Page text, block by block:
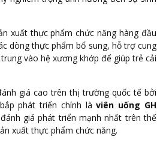
xuất thực phẩm chức năng hàng đầu
dòng thực phẩm bổ sung, hỗ trợ cung
vào hệ xương khớp để giúp trẻ cải
giá cao trên thị trường quốc tế bởi
phát triển chính làviên uống GH
giá phát triển mạnh nhất trên thế
xuất thực phẩm chức năng.